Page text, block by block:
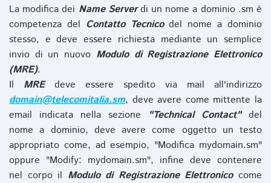
La modifica dei Name Serverdi un nome a dominio .sm è
competenza del Contatto Tecnicodel nome a dominio
stesso, e deve essere richiesta mediante un semplice
invio di un nuovo Modulo di Registrazione Elettronico
(MRE).
Il MREdeve essere spedito via mail all'indirizzo
domain@telecomitalia.sm, deve avere come mittente la
email indicata nella sezione
"Technical Contact"del
nome a dominio, deve avere come oggetto un testo
appropriato come, ad esempio, "Modifica mydomain.sm"
oppure "Modify: mydomain.sm", infine deve contenere
nel corpo il Modulo di Registrazione Elettronicocome